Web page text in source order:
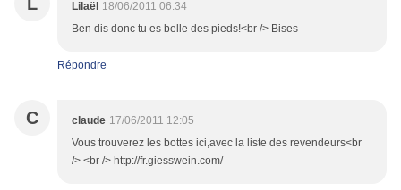
Lilaël 18/06/2011 06:34
Ben dis donc tu es belle des pieds!<br /> Bises
Répondre
C claude 17/06/2011 12:05
Vous trouverez les bottes ici,avec la liste des revendeurs<br
/> <br /> http://fr.giesswein.com/